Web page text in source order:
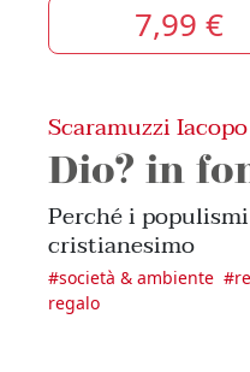
7,99 €
Scaramuzzi Iacopo
Dio? in
Perché i
cristianesimo
#società & ambiente #
regalo